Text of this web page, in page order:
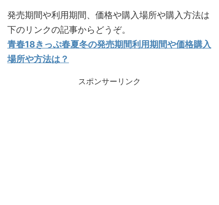
発売期間や利用期間、価格や購入場所や購入方法は
下のリンクの記事からどうぞ。
青春18きっぷ春夏冬の発売期間利用期間や価格購入
場所や方法は？
スポンサーリンク